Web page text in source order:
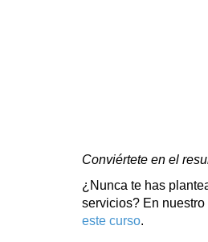
Conviértete en el
¿Nunca te has
servicios? En
este curso.